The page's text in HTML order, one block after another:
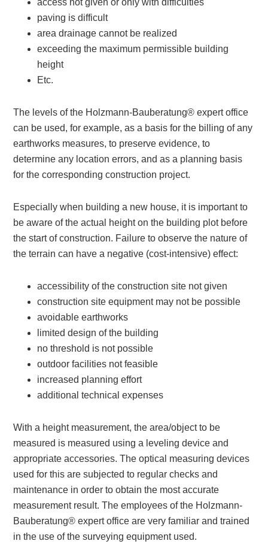
access not given or only with difficulties
paving is difficult
area drainage cannot be realized
exceeding the maximum permissible building
height
Etc.
The levels of the Holzmann-Bauberatung® expert office
can be used, for example, as a basis for the billing of any
earthworks measures, to preserve evidence, to
determine any location errors, and as a planning basis
for the corresponding construction project.
Especially when building a new house, it is important to
be aware of the actual height on the building plot before
the start of construction. Failure to observe the nature of
the terrain can have a negative (cost-intensive) effect:
accessibility of the construction site not given
construction site equipment may not be possible
avoidable earthworks
limited design of the building
no threshold is not possible
outdoor facilities not feasible
increased planning effort
additional technical expenses
With a height measurement, the area/object to be
measured is measured using a leveling device and
appropriate accessories. The optical measuring devices
used for this are subjected to regular checks and
maintenance in order to obtain the most accurate
measurement result. The employees of the Holzmann-
Bauberatung® expert office are very familiar and trained
in the use of the surveying equipment used.